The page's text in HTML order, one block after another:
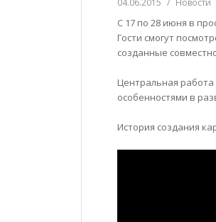
С 17 по 28 июня в
Гости смогут
созданные
Центральная
особенностями в
История создания